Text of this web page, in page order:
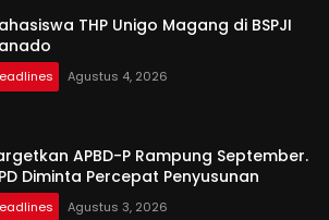
THP Unigo Magang di BSPJI
Agustus 4, 2026
APBD-P Rampung September.
Diminta Percepat Penyusunan
Agustus 3, 2026